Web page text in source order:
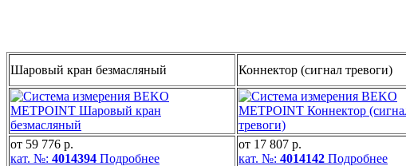
Шаровый кран безмасляный Коннектор (сигнал тревоги)
от 59 776 р.
кат. №: 4014394 Подробнее
от 17 807 р.
кат. №: 4014142 Подробнее